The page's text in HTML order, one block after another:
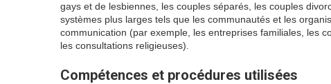
gays et de lesbiennes, les couples séparés, les couples
systèmes plus larges tels que les communautés et les
communication (par exemple, les entreprises familiales, les
les consultations religieuses).
Compétences et procédures utilisées